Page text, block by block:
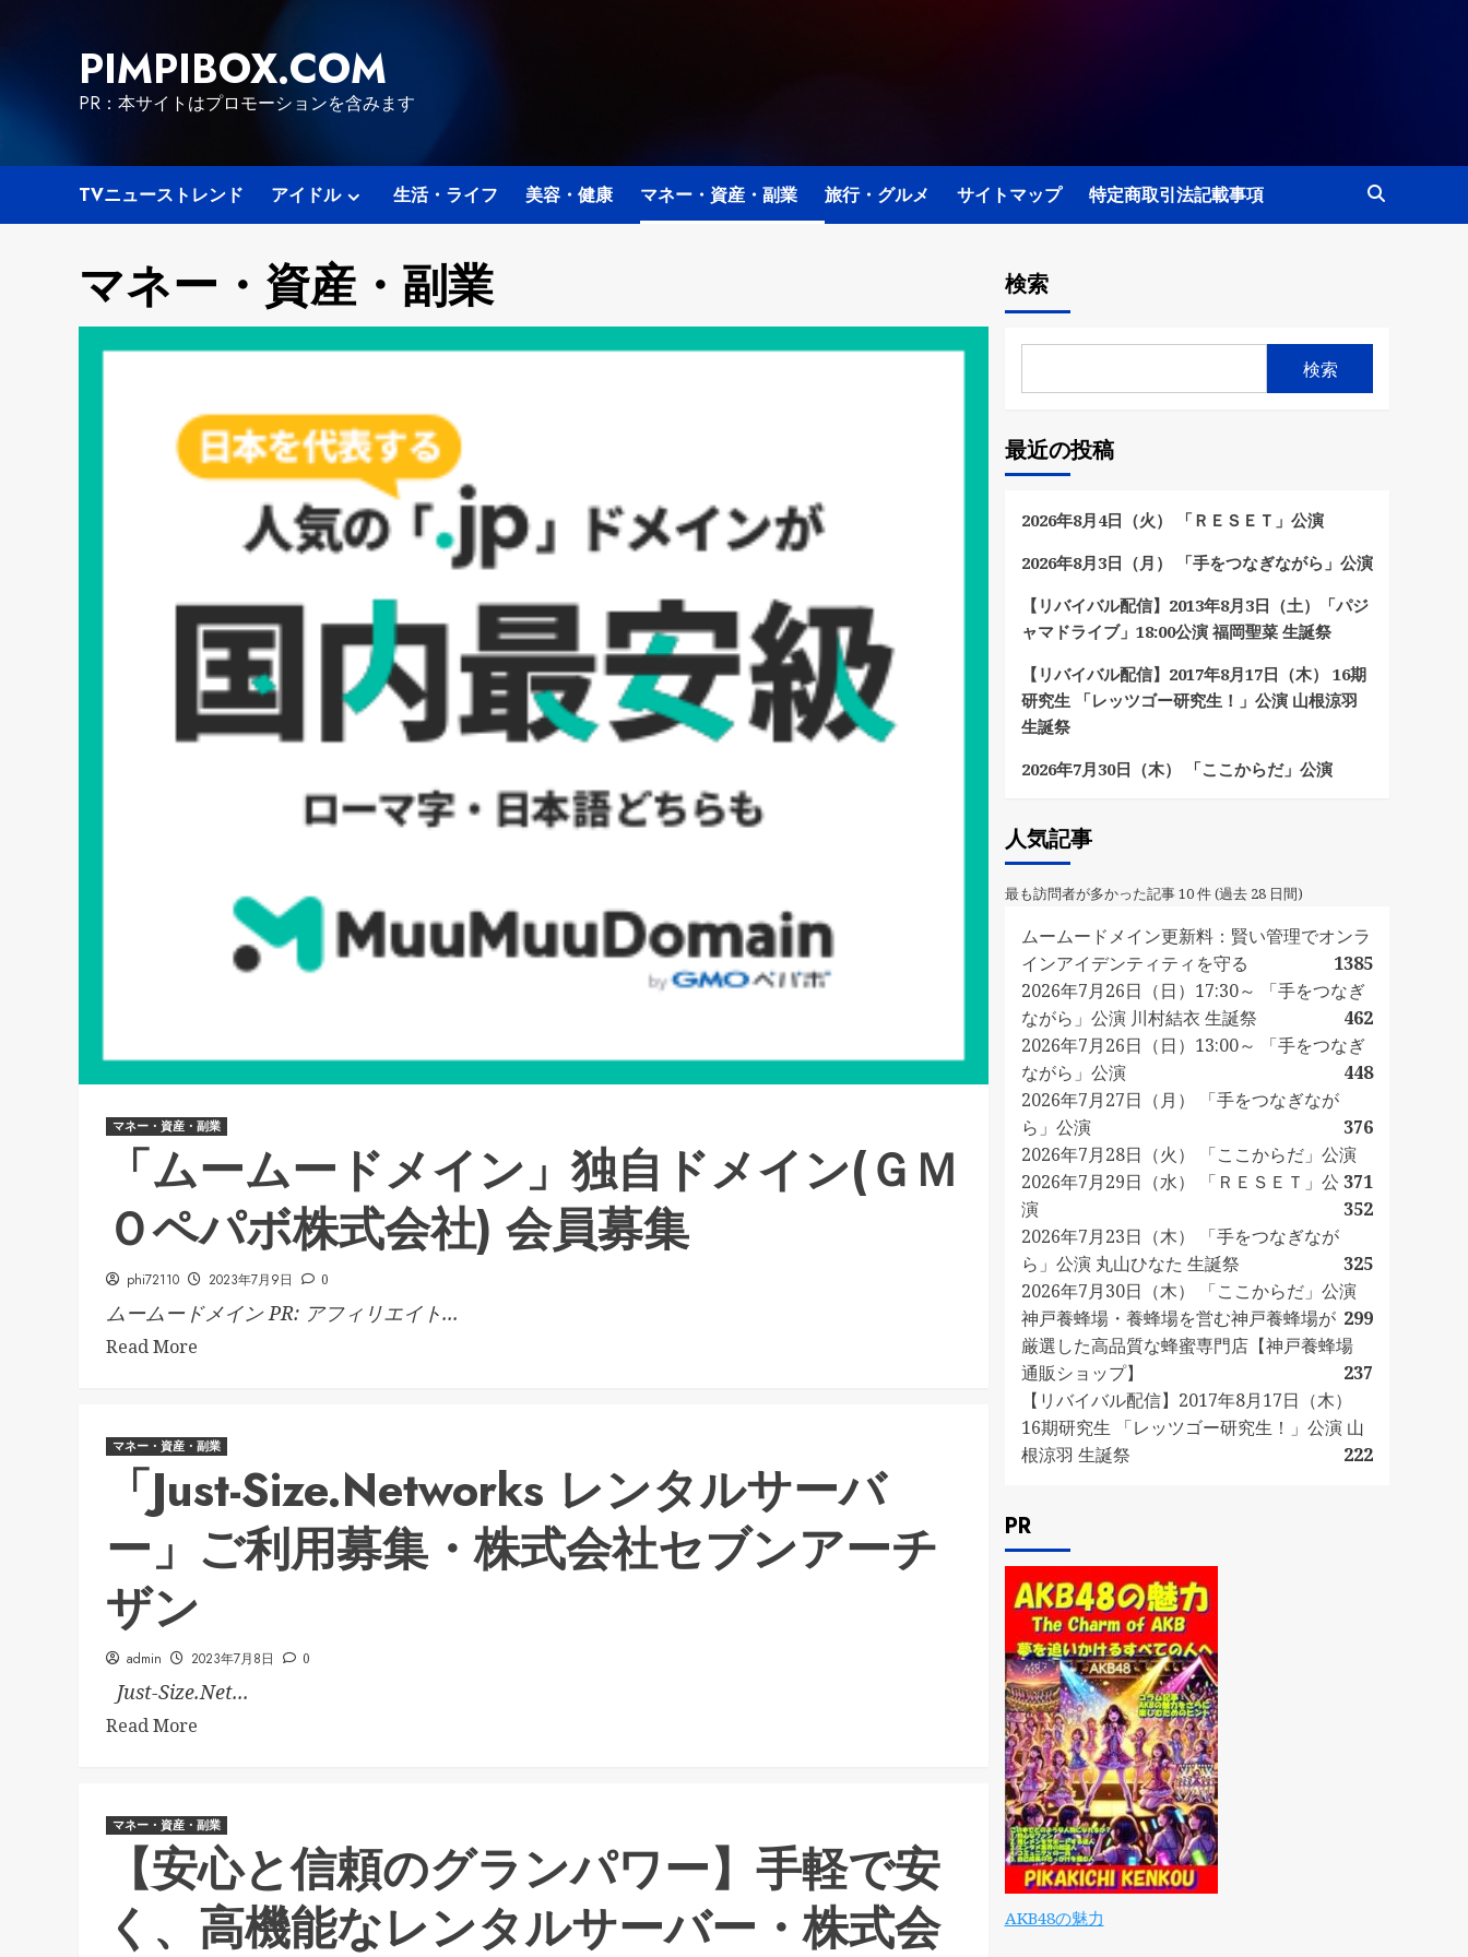
PIMPIBOX.COM
PR：本サイトはプロモーションを含みます
TVニューストレンド アイドル 生活・ライフ 美容・健康 マネー・資産・副業 旅行・グルメ サイトマップ 特定商取引法記載事項
マネー・資産・副業
マネー・資産・副業
「ムームードメイン」独自ドメイン(ＧＭ
Ｏペパボ株式会社) 会員募集
phi72110 2023年7月9日 0
ムームードメイン PR: アフィリエイト...
Read More
マネー・資産・副業
「Just-Size.Networks レンタルサーバ
ー」ご利用募集・株式会社セブンアーチ
ザン
admin 2023年7月8日 0
Just-Size.Net...
Read More
マネー・資産・副業
【安心と信頼のグランパワー】手軽で安
く、高機能なレンタルサーバー・株式会
検索
検索
最近の投稿
2026年8月4日（火） 「ＲＥＳＥＴ」公演
2026年8月3日（月） 「手をつなぎながら」公演
【リバイバル配信】2013年8月3日（土）「パジ
ャマドライブ」18:00公演 福岡聖菜 生誕祭
【リバイバル配信】2017年8月17日（木） 16期
研究生 「レッツゴー研究生！」公演 山根涼羽
生誕祭
2026年7月30日（木） 「ここからだ」公演
人気記事
最も訪問者が多かった記事 10 件 (過去 28 日間)
ムームードメイン更新料：賢い管理でオンラ
インアイデンティティを守る
1385
2026年7月26日（日）17:30～ 「手をつなぎ
ながら」公演 川村結衣 生誕祭
462
2026年7月26日（日）13:00～ 「手をつなぎ
ながら」公演
448
2026年7月27日（月） 「手をつなぎなが
ら」公演
376
2026年7月28日（火） 「ここからだ」公演
371
2026年7月29日（水） 「ＲＥＳＥＴ」公
演
352
2026年7月23日（木） 「手をつなぎなが
ら」公演 丸山ひなた 生誕祭
325
2026年7月30日（木） 「ここからだ」公演
299
神戸養蜂場・養蜂場を営む神戸養蜂場が
厳選した高品質な蜂蜜専門店【神戸養蜂場
通販ショップ】
237
【リバイバル配信】2017年8月17日（木）
16期研究生 「レッツゴー研究生！」公演 山
根涼羽 生誕祭
222
PR
AKB48の魅力